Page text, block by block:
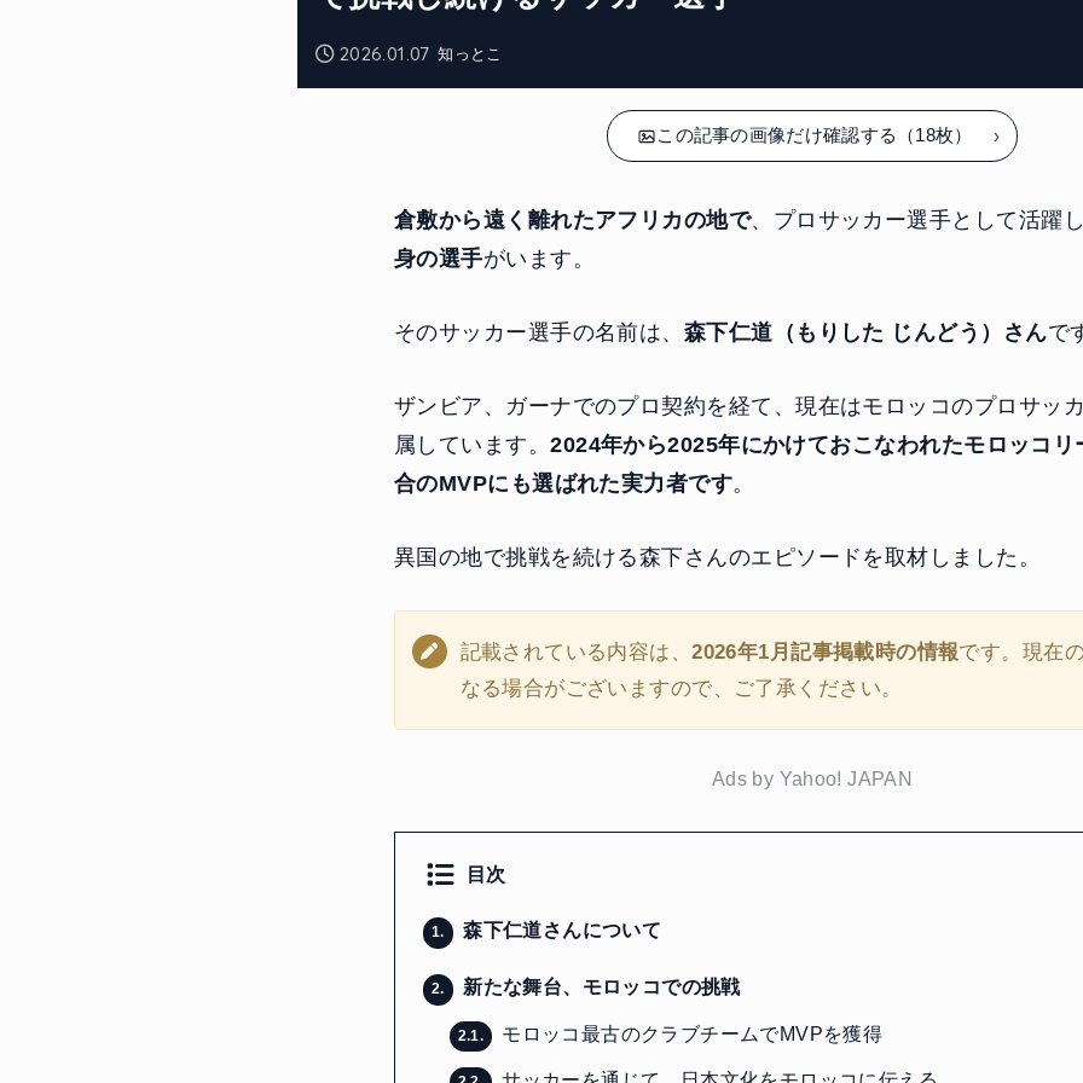
知っとこ
2026.01.07
この記事の画像だけ確認する（18枚）
倉敷から遠く離れたアフリカの地で、プロサッカー選手として活躍
身の選手がいます。
そのサッカー選手の名前は、 森下仁道（もりした じんどう）さんで
ザンビア、ガーナでのプロ契約を経て、現在はモロッコのプロサッ
属しています。2024年から2025年にかけておこなわれたモロッコリ
合のMVPにも選ばれた実力者です。
異国の地で挑戦を続ける森下さんのエピソードを取材しました。
記載されている内容は、2026年1月記事掲載時の情報です。現在
なる場合がございますので、ご了承ください。
Ads by Yahoo! JAPAN
目次
1. 森下仁道さんについて
2. 新たな舞台、モロッコでの挑戦
2.1. モロッコ最古のクラブチームでMVPを獲得